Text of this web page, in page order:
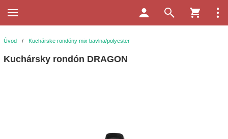
Úvod / Kuchárske rondóny mix bavlna/polyester
Kuchársky rondón DRAGON